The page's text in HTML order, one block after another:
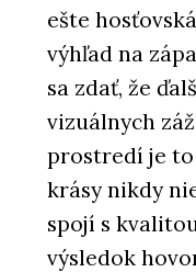
ešte
výhľad na
sa zdať, že
vizuálnych
prostredí je
krásy nikdy
spojí s
výsledok